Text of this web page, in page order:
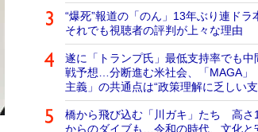
“爆死”報道の「のん」13年ぶり連ド
それでも視聴者の評判が上々な理由
遂に「トランプ氏」最低支持率でも中
戦予想…分断進む米社会、「MAGA」
主義」の共通点は“政策理解に乏しい
橋から飛び込む「川ガキ」たち 高さ
からのダイブも…令和の時代、文化と